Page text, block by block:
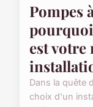
Pompes
est
Dans la quête
choix d'un